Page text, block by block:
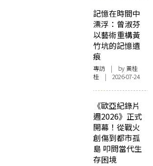
記憶在時間中
漂浮：曾淑芬
以藝術重構黃
竹坑的記憶遺
痕
專訪 | by 黃桂
桂 | 2026-07-24
《歐亞紀錄片
週2026》正式
開幕！從戰火
創傷到都市孤
島 叩問當代生
存困境